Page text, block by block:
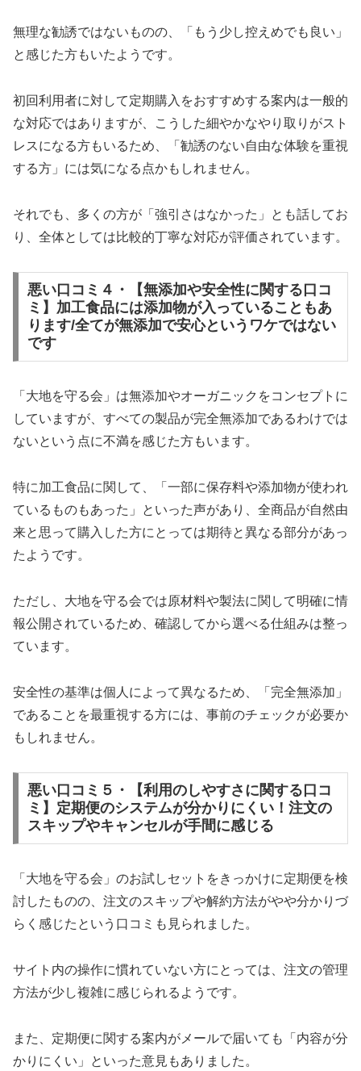
無理な勧誘ではないものの、「もう少し控えめでも良い」
と感じた方もいたようです。
初回利用者に対して定期購入をおすすめする案内は一般的
な対応ではありますが、こうした細やかなやり取りがスト
レスになる方もいるため、「勧誘のない自由な体験を重視
する方」には気になる点かもしれません。
それでも、多くの方が「強引さはなかった」とも話してお
り、全体としては比較的丁寧な対応が評価されています。
悪い口コミ４・【無添加や安全性に関する口コ
ミ】加工食品には添加物が入っていることもあ
ります/全てが無添加で安心というワケではない
です
「大地を守る会」は無添加やオーガニックをコンセプトに
していますが、すべての製品が完全無添加であるわけでは
ないという点に不満を感じた方もいます。
特に加工食品に関して、「一部に保存料や添加物が使われ
ているものもあった」といった声があり、全商品が自然由
来と思って購入した方にとっては期待と異なる部分があっ
たようです。
ただし、大地を守る会では原材料や製法に関して明確に情
報公開されているため、確認してから選べる仕組みは整っ
ています。
安全性の基準は個人によって異なるため、「完全無添加」
であることを最重視する方には、事前のチェックが必要か
もしれません。
悪い口コミ５・【利用のしやすさに関する口コ
ミ】定期便のシステムが分かりにくい！注文の
スキップやキャンセルが手間に感じる
「大地を守る会」のお試しセットをきっかけに定期便を検
討したものの、注文のスキップや解約方法がやや分かりづ
らく感じたという口コミも見られました。
サイト内の操作に慣れていない方にとっては、注文の管理
方法が少し複雑に感じられるようです。
また、定期便に関する案内がメールで届いても「内容が分
かりにくい」といった意見もありました。